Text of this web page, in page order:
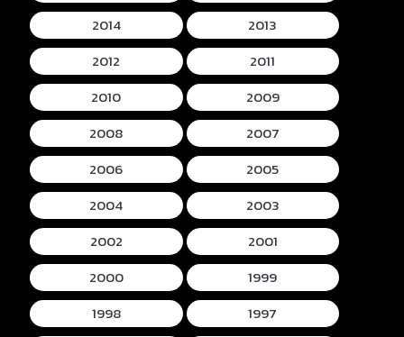
2014
2013
2012
2011
2010
2009
2008
2007
2006
2005
2004
2003
2002
2001
2000
1999
1998
1997